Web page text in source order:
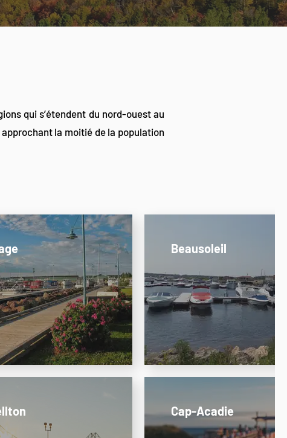
qui s’étendent du nord-ouest au
la moitié de la population
Beausoleil
Cap-Acadie